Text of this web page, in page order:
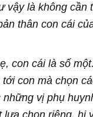
vậy là không cần
thân con cái
con cái là số
con mà chọn
vị phụ
lựa chọn riêng, hi